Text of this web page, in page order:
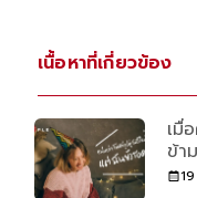
เนื้อหาที่เกี่ยวข้อง
เมื่
ข้า